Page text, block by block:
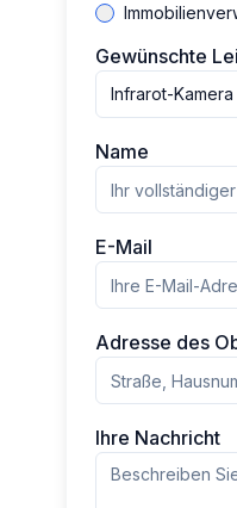
Gewünschte
Infrarot-Kamera
Name
E-Mail
Adresse des
Ihre Nachricht